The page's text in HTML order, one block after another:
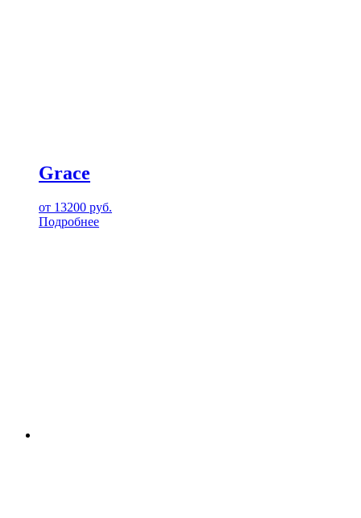
Grace
от 13200 руб.
Подробнее